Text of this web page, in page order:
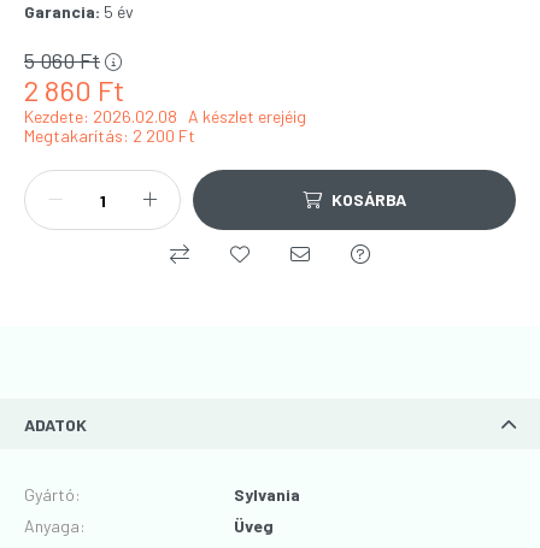
Garancia: 5 év
2 860 Ft
5 060Ft
Kezdete: 2026.02.08
A készlet erejéig
Megtakarítás 2 200 Ft
KOSÁRBA
ADATOK
Gyártó:
Sylvania
Anyaga:
Üveg